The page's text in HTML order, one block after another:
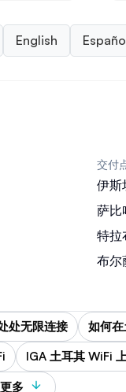
English
交付
伊斯
萨比
特拉
布尔
处无限连接 如何
IGA 土耳其 WiFi
多